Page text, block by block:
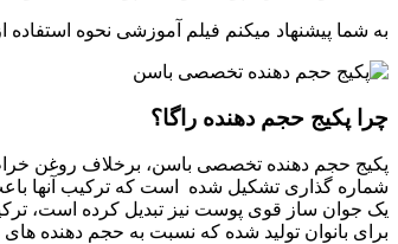
به شما پیشنهاد میکنم فیلم آموزشی نحوه استفاده
چرا پکیج حجم دهنده راگا؟
شماره گذاری تشکیل شده است که ترکیب آنها
یک جوان ساز قوی پوست نیز تبدیل کرده است،
برای بانوان تولید شده که نسبت به حجم دهنده های